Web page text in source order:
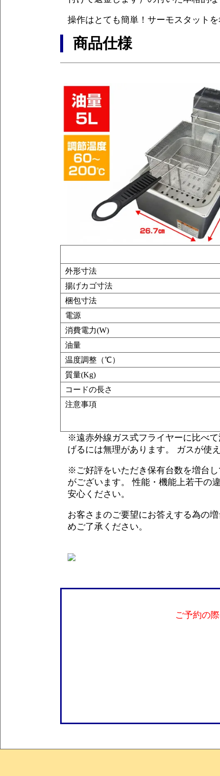
操作はとても簡単！サーモスタット
商品仕様
外形寸法
揚げカゴ寸法
梱包寸法
電源
消費電力(W)
油量
温度調整（℃）
質量(Kg)
コードの長さ
注意事項
※遠赤外線ガス式フライヤーに比べ
げるには無理があります。 ガスが使
※ご好評をいただき保有台数を増台
がございます。 性能・機能上若干の
安心ください。
お客さまのご要望にお答えする為の
めご了承ください。
ご予約の